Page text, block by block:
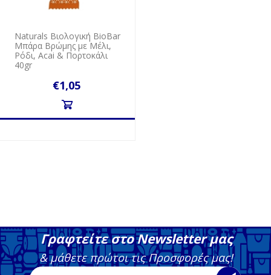
Naturals Βιολογική BioBar
Μπάρα Βρώμης με Μέλι,
Ρόδι, Αcai & Πορτοκάλι
40gr
€1,05
Γραφτείτε στο Newsletter μας
& μάθετε πρώτοι τις Προσφορές μας!